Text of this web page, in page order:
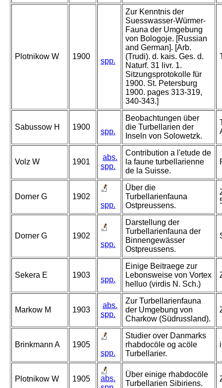
Plotnikow W 1900
spp.
Zur Kenntnis der
Suesswasser-Würmer-
Fauna der Umgebung
von Bologoje. [Russian
and German]. [Arb.
(Trudi). d. kais. Ges. d.
Naturf. 31 livr. 1.
Sitzungsprotokolle für
1900. St. Petersburg
1900. pages 313-319,
340-343.]
Sabussow H 1900
spp.
Beobachtungen über
die Turbellarien der
Inseln von Solowetzk.
Volz W 1901
abs.
spp.
Contribution a l'etude de
la faune turbellarienne
de la Suisse.
Dorner G
1902
spp.
Über die
Turbellarienfauna
Ostpreussens.
Dorner G
1902
spp.
Darstellung der
Turbellarienfauna der
Binnengewässer
Ostpreussens.
Sekera E 1903
spp.
Einige Beitraege zur
Lebonsweise von Vortex
helluo (virdis N. Sch.)
Markow M 1903
abs.
spp.
Zur Turbellarienfauna
der Umgebung von
Charkow (Südrussland).
Brinkmann A
1905
spp.
Studier over Danmarks
rhabdocöle og acöle
Turbellarier.
Plotnikow W 1905
abs.
Über einige rhabdocöle
Turbellarien Sibiriens.